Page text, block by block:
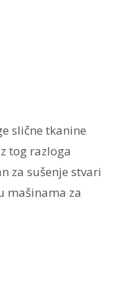
slične tkanine
tog razloga
za sušenje stvari
mašinama za